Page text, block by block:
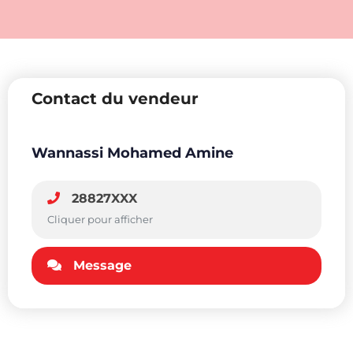
Contact du vendeur
Wannassi Mohamed Amine
28827XXX
Cliquer pour afficher
Message